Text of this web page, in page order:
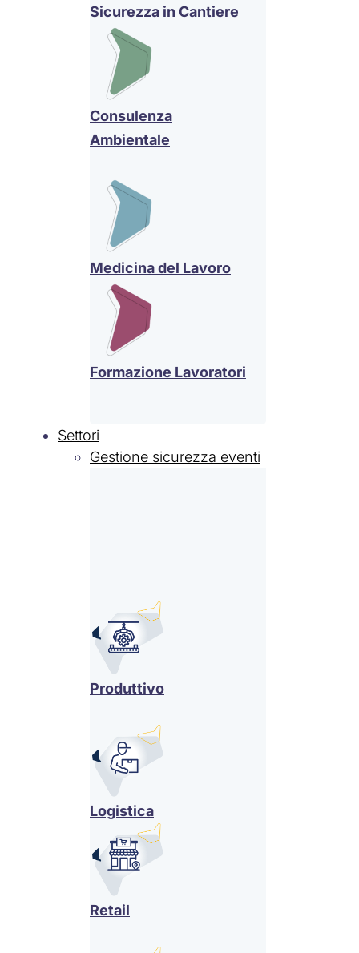
Sicurezza in Cantiere
Consulenza
Ambientale
Medicina del Lavoro
Formazione Lavoratori
Settori
Gestione sicurezza eventi
Produttivo
Logistica
Retail